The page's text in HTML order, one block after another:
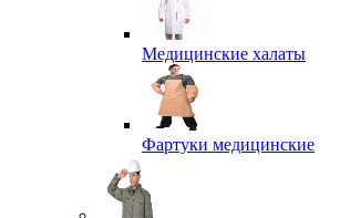
Медицинские халаты
Фартуки медицинские